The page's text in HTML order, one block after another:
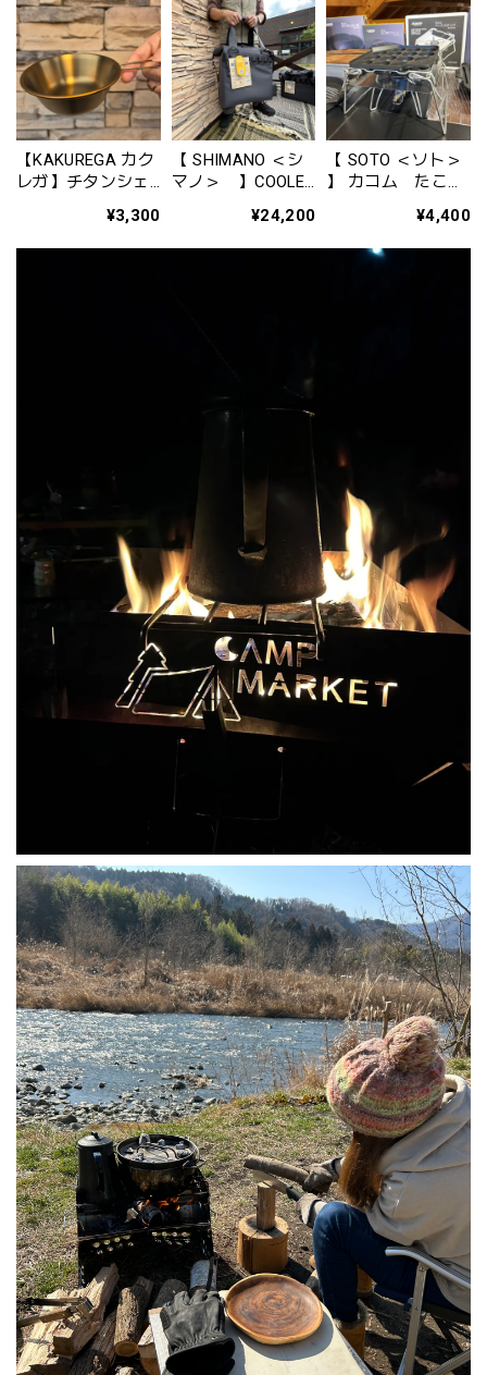
【KAKUREGA カク
レガ】チタンシェ
（300ml）
¥3,300
【 SHIMANO ＜シ
マノ＞ 】COOLER
ーバッグプロ＞
S（カラー：チャコ
¥24,200
【 SOTO ＜ソト＞
】 カコム たこ焼
¥4,400